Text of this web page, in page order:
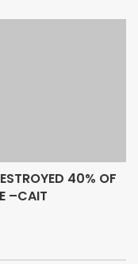
कहा कि उपायुक्त की
की है। उन्होंने कहा कि
को जमीन पर बैठ आना
नींद सो रहे
हैं।
40% OF
–CAIT